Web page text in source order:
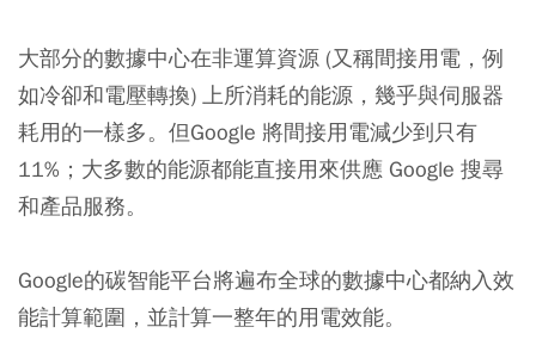
大部分的數據中心在非運算資源 (又稱間接用電，例
如冷卻和電壓轉換) 上所消耗的能源，幾乎與伺服器
耗用的一樣多。但Google 將間接用電減少到只有
11%；大多數的能源都能直接用來供應 Google 搜尋
和產品服務。
Google的碳智能平台將遍布全球的數據中心都納入效
能計算範圍，並計算一整年的用電效能。